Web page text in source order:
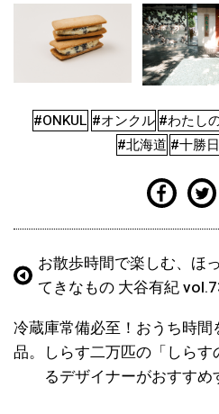
#ONKUL #オンクル #わたし
#北海道 #十勝
お散歩時間で楽しむ、ほ
てきなもの 大谷有紀
冷蔵庫常備必至！おうち時
品。しらす二万匹の「しら
るデザイナーがおすす